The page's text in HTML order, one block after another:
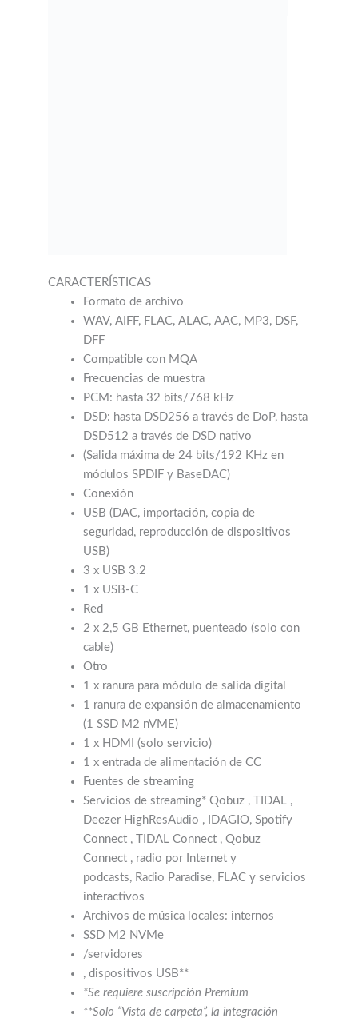
CARACTERÍSTICAS
Formato de archivo
WAV, AIFF, FLAC, ALAC, AAC, MP3, DSF,
DFF
Compatible con MQA
Frecuencias de muestra
PCM: hasta 32 bits/768 kHz
DSD: hasta DSD256 a través de DoP, hasta
DSD512 a través de DSD nativo
(Salida máxima de 24 bits/192 KHz en
módulos SPDIF y BaseDAC)
Conexión
USB (DAC, importación, copia de
seguridad, reproducción de dispositivos
USB)
3 x USB 3.2
1 x USB-C
Red
2 x 2,5 GB Ethernet, puenteado (solo con
cable)
Otro
1 x ranura para módulo de salida digital
1 ranura de expansión de almacenamiento
(1 SSD M2 nVME)
1 x HDMI (solo servicio)
1 x entrada de alimentación de CC
Fuentes de streaming
Servicios de streaming* Qobuz , TIDAL ,
Deezer HighResAudio , IDAGIO, Spotify
Connect , TIDAL Connect , Qobuz
Connect , radio por Internet y
podcasts, Radio Paradise, FLAC y servicios
interactivos
Archivos de música locales: internos
SSD M2 NVMe
/servidores
, dispositivos USB**
*Se requiere suscripción Premium
**Solo “Vista de carpeta”, la integración